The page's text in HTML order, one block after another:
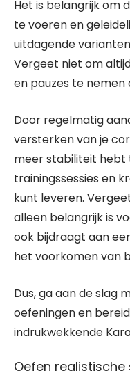
Het is belangrijk om
te voeren en
uitdagende
Vergeet niet om
en pauzes te nemen
Door regelmatig
versterken van je
meer stabiliteit hebt
trainingssessies en
kunt leveren.
alleen belangrijk is
ook bijdraagt aan
het voorkomen van
Dus, ga aan de slag
oefeningen en
indrukwekkende
Oefen realistische